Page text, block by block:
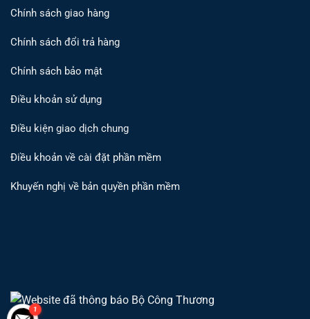
Chính sách giao hàng
Chính sách đổi trả hàng
Chính sách bảo mật
Điều khoản sử dụng
Điều kiện giao dịch chung
Điều khoản về cài đặt phần mềm
Khuyến nghị về bản quyền phần mềm
1